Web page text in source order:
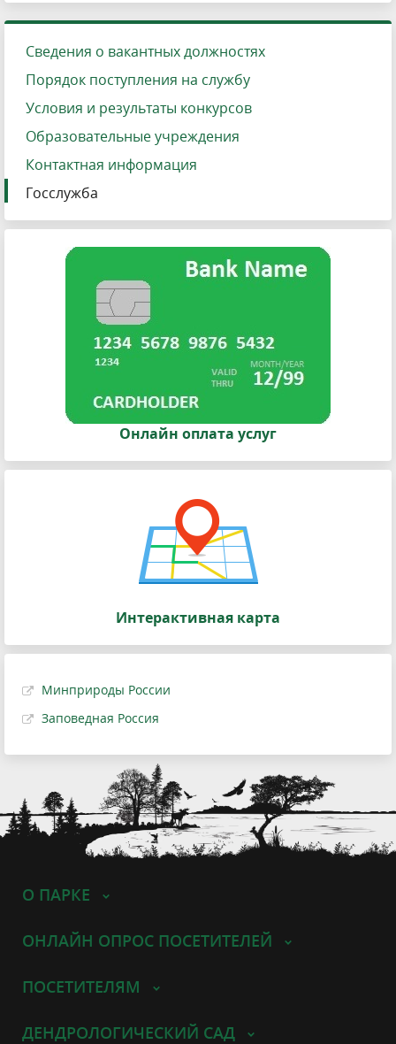
Сведения о вакантных должностях
Порядок поступления на службу
Условия и результаты конкурсов
Образовательные учреждения
Контактная информация
Госслужба
Онлайн оплата услуг
Интерактивная карта
Минприроды России
Заповедная Россия
О ПАРКЕ
ОНЛАЙН ОПРОС ПОСЕТИТЕЛЕЙ
ПОСЕТИТЕЛЯМ
ДЕНДРОЛОГИЧЕСКИЙ САД